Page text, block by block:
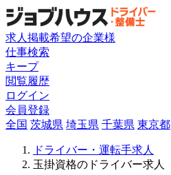
求人掲載希望の企業様
仕事検索
キープ
閲覧履歴
ログイン
会員登録
全国 茨城県 埼玉県 千葉県 東京都
ドライバー・運転手求人
玉掛資格のドライバー求人